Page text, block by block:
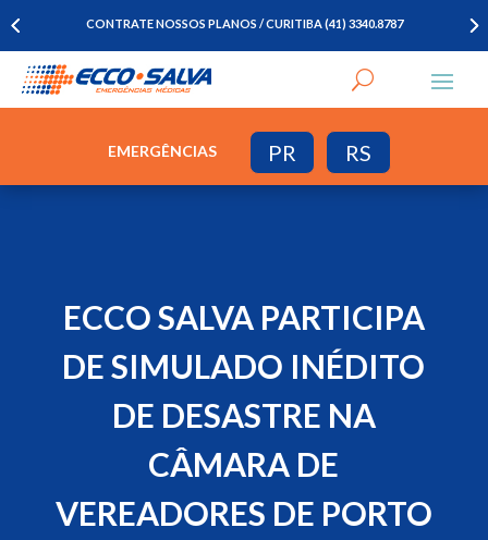
CONTRATE NOSSOS PLANOS / CURITIBA (41) 3340.8787
EMERGÊNCIAS PR RS
ECCO SALVA PARTICIPA
DE SIMULADO INÉDITO
DE DESASTRE NA
CÂMARA DE
VEREADORES DE PORTO